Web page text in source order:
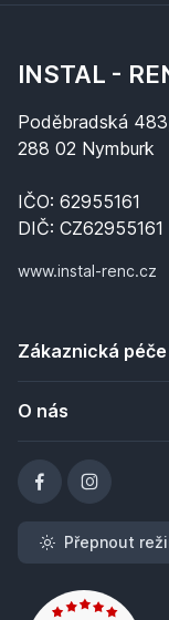
INSTAL -
Poděbradská
288 02 Nymburk
IČO: 62955161
DIČ: CZ62955161
www.instal-renc.cz
Zákaznická péče
O nás
Přepnout